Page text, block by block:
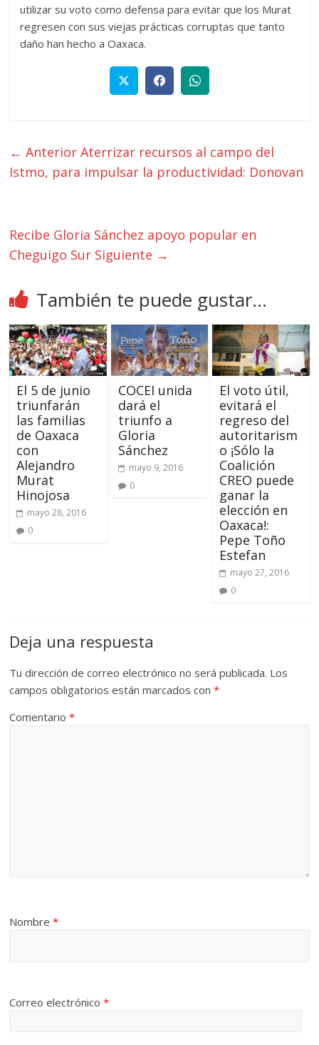
utilizar su voto como defensa para evitar que los Murat
regresen con sus viejas prácticas corruptas que tanto
daño han hecho a Oaxaca.
← Anterior Aterrizar recursos al campo del
Istmo, para impulsar la productividad: Donovan
Recibe Gloria Sánchez apoyo popular en
Cheguigo Sur Siguiente →
También te puede gustar...
El 5 de junio
triunfarán
las familias
de Oaxaca
con
Alejandro
Murat
Hinojosa
mayo 28, 2016
0
COCEI unida
dará el
triunfo a
Gloria
Sánchez
mayo 9, 2016
0
El voto útil,
evitará el
regreso del
autoritarism
o ¡Sólo la
Coalición
CREO puede
ganar la
elección en
Oaxaca!:
Pepe Toño
Estefan
mayo 27, 2016
0
Deja una respuesta
Tu dirección de correo electrónico no será publicada. Los
campos obligatorios están marcados con*
Comentario*
Nombre*
Correo electrónico*